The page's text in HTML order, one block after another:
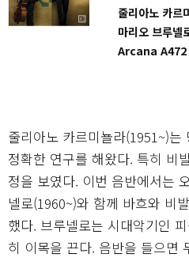
줄리아노 카르
마리오 브루넬
Arcana A472
줄리아노 카르미뇰라(1951~)
정확한 연구를 해왔다. 특히 비
정을 보였다. 이번 음반에서는
넬로(1960~)와 함께 바흐와 비
했다. 브루넬로는 시대악기인
히 이목을 끈다. 음반을 들으면